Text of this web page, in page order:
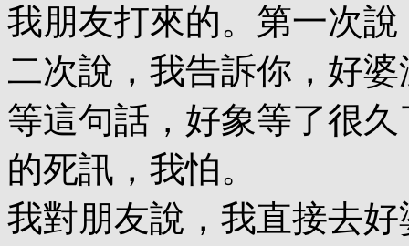
我朋友打來的。第一次
二次說，我告訴你，好婆
等這句話，好象等了很
的死訊，我怕。
我對朋友說，我直接去